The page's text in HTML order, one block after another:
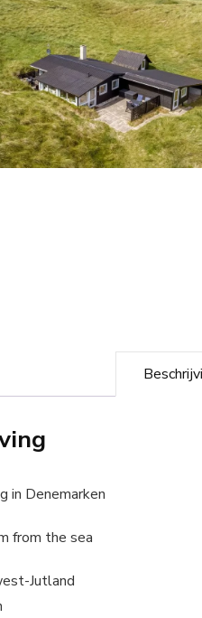
in Denemarken
from the sea
Jutland